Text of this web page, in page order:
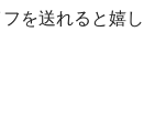
を送れると嬉